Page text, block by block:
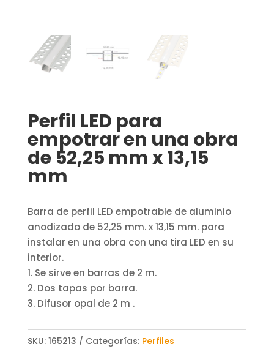
Perfil LED para
empotrar en una obra
de 52,25 mm x 13,15
mm
Barra de perfil LED empotrable de aluminio
anodizado de 52,25 mm. x 13,15 mm. para
instalar en una obra con una tira LED en su
interior.
1. Se sirve en barras de 2 m.
2. Dos tapas por barra.
3. Difusor opal de 2 m .
SKU: 165213 Categorías: Perfiles